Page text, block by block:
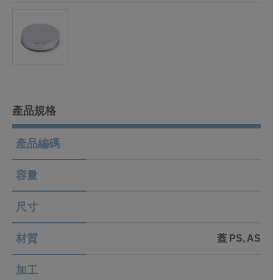
產品規格
產品編碼
容量
尺寸
材質 蓋 PS, AS,
加工